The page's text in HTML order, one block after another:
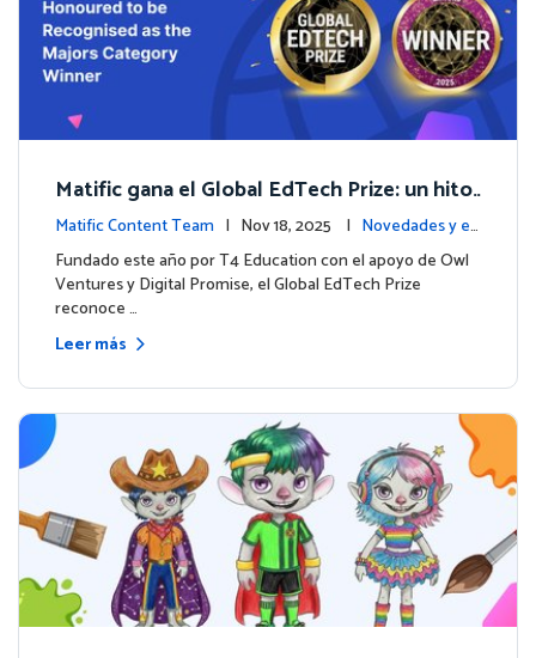
Matific gana el Global EdTech Prize: un hito
para la educación digital en matemáticas
Matific Content Team | Nov 18, 2025 | Novedades y ev
entos
Fundado este año por T4 Education con el apoyo de Owl
Ventures y Digital Promise, el Global EdTech Prize
reconoce …
Leer más